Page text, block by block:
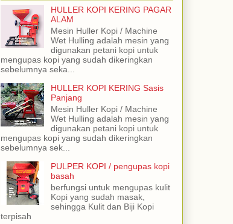
HULLER KOPI KERING PAGAR
ALAM
Mesin Huller Kopi / Machine
Wet Hulling adalah mesin yang
digunakan petani kopi untuk
mengupas kopi yang sudah dikeringkan
sebelumnya seka...
HULLER KOPI KERING Sasis
Panjang
Mesin Huller Kopi / Machine
Wet Hulling adalah mesin yang
digunakan petani kopi untuk
mengupas kopi yang sudah dikeringkan
sebelumnya sek...
PULPER KOPI / pengupas kopi
basah
berfungsi untuk mengupas kulit
Kopi yang sudah masak,
sehingga Kulit dan Biji Kopi
terpisah